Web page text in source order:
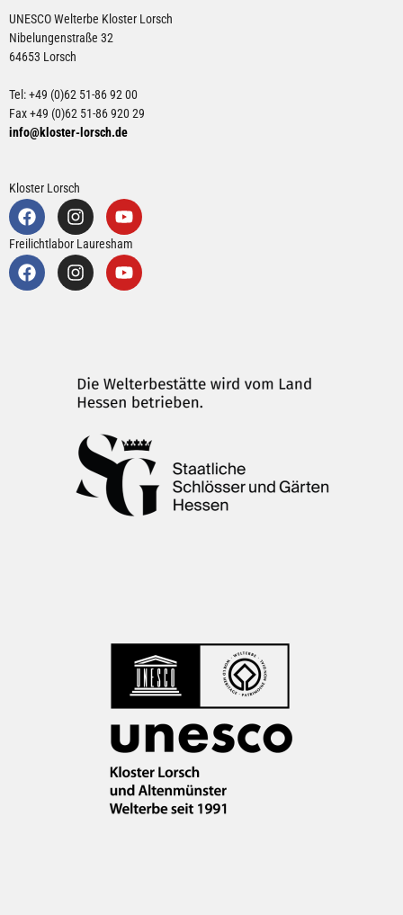
UNESCO Welterbe Kloster Lorsch
Nibelungenstraße 32
64653 Lorsch
Tel: +49 (0)62 51-86 92 00
Fax +49 (0)62 51-86 920 29
info@kloster-lorsch.de
Kloster Lorsch
Freilichtlabor Lauresham